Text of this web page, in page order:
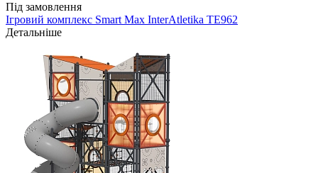
Під замовлення
Ігровий комплекс Smart Max InterAtletika TE962
Детальніше